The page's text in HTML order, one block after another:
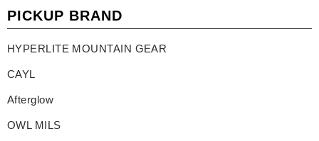
PICKUP BRAND
HYPERLITE MOUNTAIN GEAR
CAYL
Afterglow
OWL MILS